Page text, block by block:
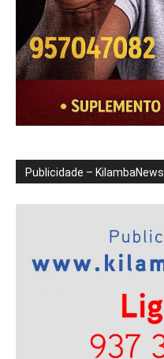
Publicidade – KilambaNews